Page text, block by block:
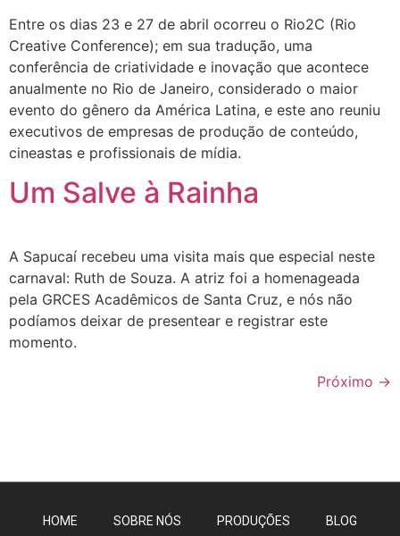
Entre os dias 23 e 27 de abril ocorreu o Rio2C (Rio
Creative Conference); em sua tradução, uma
conferência de criatividade e inovação que acontece
anualmente no Rio de Janeiro, considerado o maior
evento do gênero da América Latina, e este ano reuniu
executivos de empresas de produção de conteúdo,
cineastas e profissionais de mídia.
Um Salve à Rainha
A Sapucaí recebeu uma visita mais que especial neste
carnaval: Ruth de Souza. A atriz foi a homenageada
pela GRCES Acadêmicos de Santa Cruz, e nós não
podíamos deixar de presentear e registrar este
momento.
Próximo →
HOME SOBRE NÓS PRODUÇÕES BLOG